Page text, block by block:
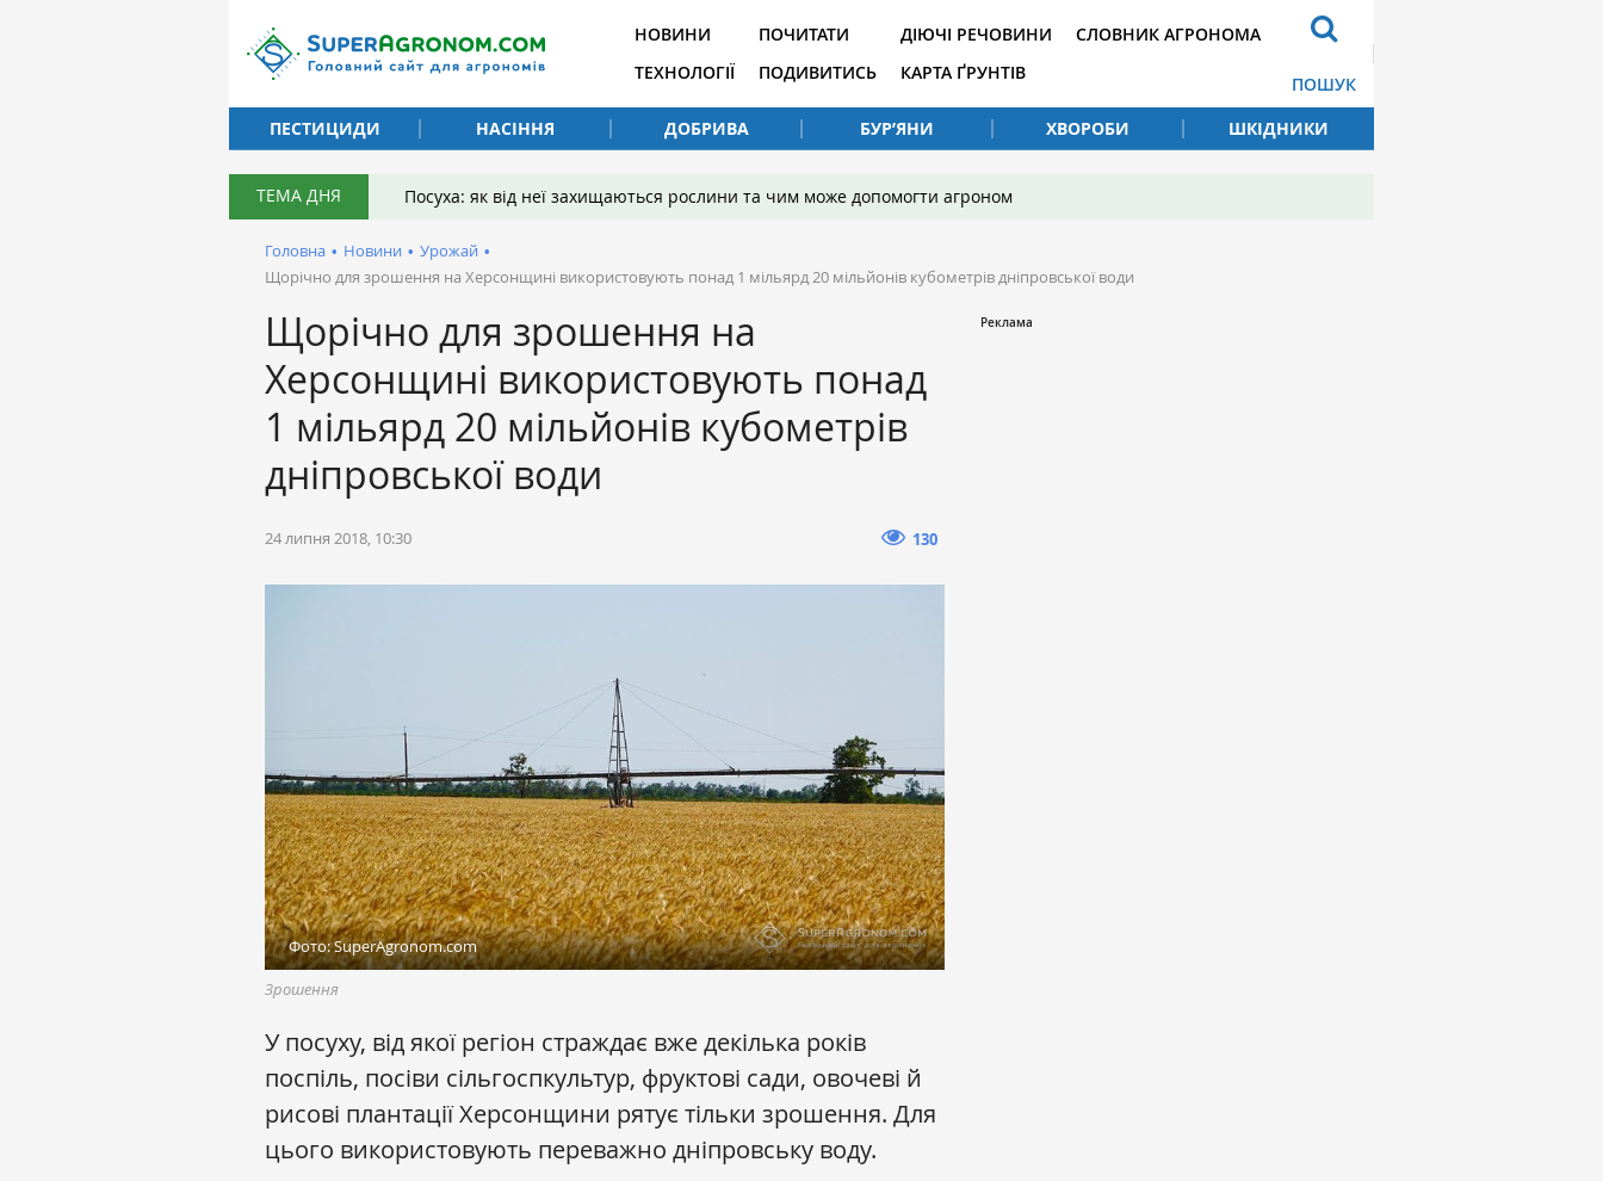
НОВИНИ
ТЕХНОЛОГІЇ
ПОЧИТАТИ
ПОДИВИТИСЬ
ДІЮЧІ РЕЧОВИНИ
КАРТА ҐРУНТІВ
СЛОВНИК АГРОНОМА
ПОШУК
ПЕСТИЦИДИ
НАСІННЯ ДОБРИВА БУР’ЯНИ ХВОРОБИ ШКІДНИКИ
ТЕМА ДНЯ Посуха: як від неї захищаються рослини та чим може допомогти агроном
Головна • Новини • Урожай •
Щорічно для зрошення на Херсонщині використовують понад 1 мільярд 20 мільйонів кубометрів дніпровської води
Щорічно для зрошення на
Херсонщині використовують понад
1 мільярд 20 мільйонів кубометрів
дніпровської води
24 липня 2018, 10:30 130
Фото: SuperAgronom.com
Зрошення
У посуху, від якої регіон страждає вже декілька років
поспіль, посіви сільгоспкультур, фруктові сади, овочеві й
рисові плантації Херсонщини рятує тільки зрошення. Для
цього використовують переважно дніпровську воду.